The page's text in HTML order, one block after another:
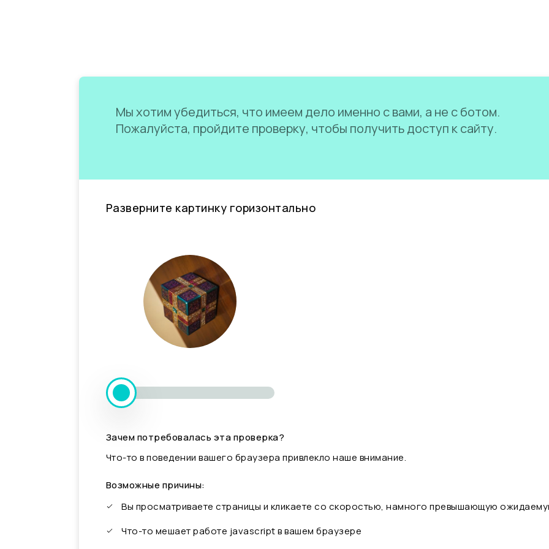
Мы хотим убедиться, что имеем дело именно с вами, а не с ботом.
Пожалуйста, пройдите проверку, чтобы получить доступ к сайту.
Разверните картинку горизонтально
Зачем потребовалась эта проверка?
Что-то в поведении вашего браузера привлекло наше внимание.
Возможные причины:
Вы просматриваете страницы и кликаете со скоростью, намного превышающую
Что-то мешает работе javascript в вашем браузере